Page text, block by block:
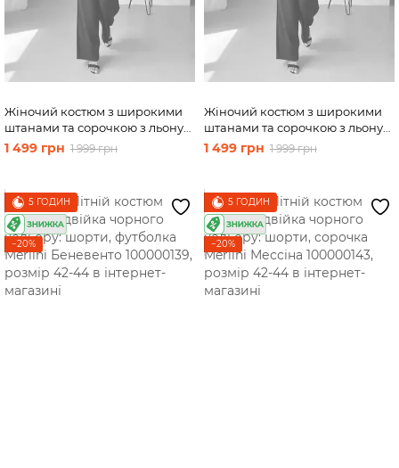
Жіночий костюм з широкими
штанами та сорочкою з льону
чорний Merlini Лечче
100000541, розмір 50-52 (2XL-
1 499 грн 1 999 грн
Жіночий костюм з широкими
штанами та сорочкою з льону
чорний Merlini Лечче
100000541, розмір 54-56 (4XL-
1 499 грн 1 999 грн
5 ГОДИН
−20%
5 ГОДИН
−20%